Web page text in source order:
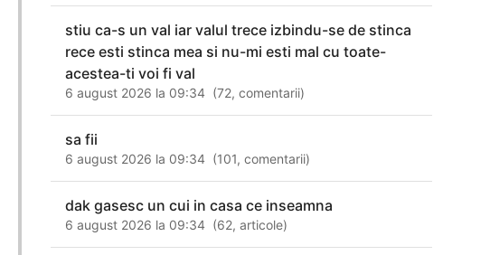
stiu ca-s un val iar valul trece izbindu-se de stinca
rece esti stinca mea si nu-mi esti mal cu toate-
acestea-ti voi fi val
6 august 2026 la 09:34 (72,comentarii)
sa fii
6 august 2026 la 09:34 (101,comentarii)
dak gasesc un cui in casa ce inseamna
6 august 2026 la 09:34 (62,articole)